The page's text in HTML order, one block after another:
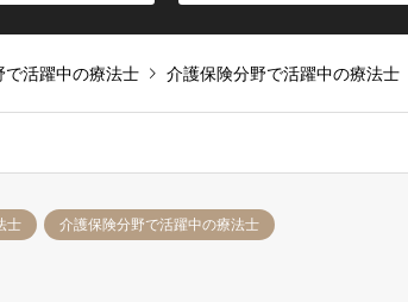
で活躍中の療法士 介護保険分野で活躍中の療法士
士 介護保険分野で活躍中の療法士